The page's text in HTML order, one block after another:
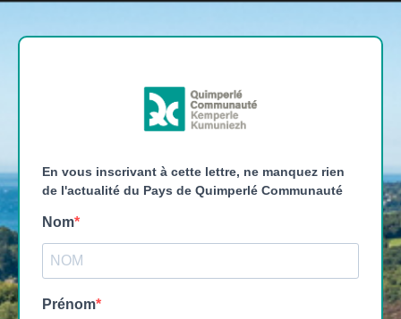
En vous inscrivant à cette lettre, ne manquez rien
de l'actualité du Pays de Quimperlé Communauté
Nom
Prénom